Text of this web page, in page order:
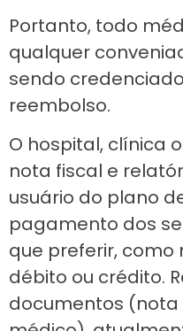
Portanto, todo
qualquer
sendo
reembolso.
O hospital, clínica
nota fiscal e
usuário do plano
pagamento dos
que preferir, como
débito ou crédito.
documentos (nota